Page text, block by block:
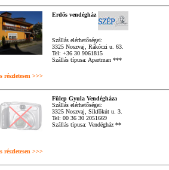
Erdős vendégház
Szállás elérhetőségei:
3325 Noszvaj, Rákóczi u. 63.
Tel: +36 30 9061815
Szállás típusa: Apartman ***
részletesen >>>
Fülep Gyula Vendégháza
Szállás elérhetőségei:
3325 Noszvaj, Síkfőkút u. 3.
Tel: 00 36 30 2051669
Szállás típusa: Vendégház **
részletesen >>>